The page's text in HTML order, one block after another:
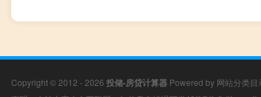
Copyright © 2012 - 2026 投储-房贷计算器 Powered by 网站分类目